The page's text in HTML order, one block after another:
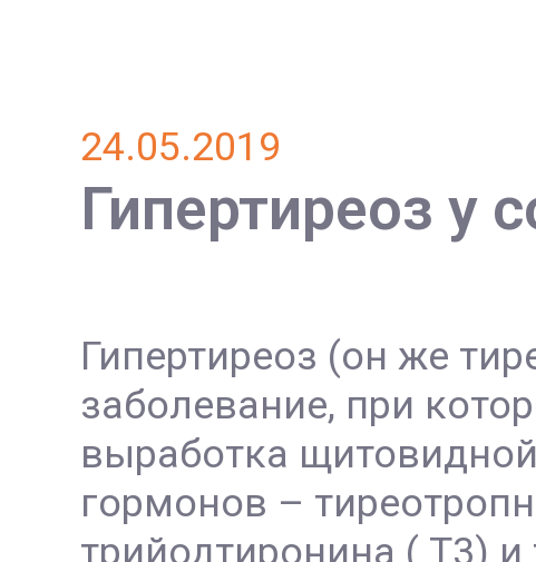
24.05.2019
Гипертиреоз у
Гипертиреоз (он же
заболевание, при
выработка
гормонов –
трийодтиронина ( Т3) и